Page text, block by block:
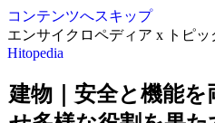
コンテンツへスキップ
エンサイクロペディア x トピッ
Hitopedia
建物｜安全と機能を